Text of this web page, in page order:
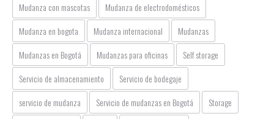
Mudanza con mascotas
Mudanza de electrodomésticos
Mudanza en bogota
Mudanza internacional
Mudanzas
Mudanzas en Bogotá
Mudanzas para oficinas
Self storage
Servicio de almacenamiento
Servicio de bodegaje
servicio de mudanza
Servicio de mudanzas en Bogotá
Storage